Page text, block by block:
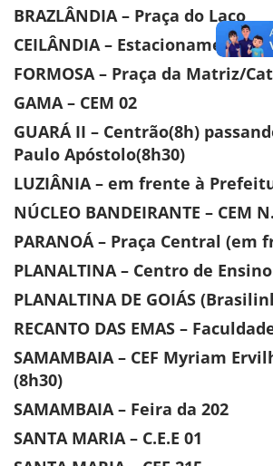
BRAZLÂNDIA – Praça do Laço
CEILÂNDIA – Estacionamento
FORMOSA – Praça da Matriz/
GAMA – CEM 02
GUARÁ II – Centrão(8h)
Paulo Apóstolo(8h30)
LUZIÂNIA – em frente à
NÚCLEO BANDEIRANTE – CEM
PARANOÁ – Praça Central (em
PLANALTINA – Centro de
PLANALTINA DE GOIÁS
RECANTO DAS EMAS –
SAMAMBAIA – CEF Myriam
(8h30)
SAMAMBAIA – Feira da 202
SANTA MARIA – C.E.E 01